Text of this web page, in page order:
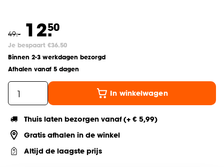
49.- 12.50
Je bespaart €36.50
Binnen 2-3 werkdagen bezorgd
Afhalen vanaf 5 dagen
In winkelwagen
Thuis laten bezorgen vanaf (+ € 5,99)
Gratis afhalen in de winkel
Altijd de laagste prijs